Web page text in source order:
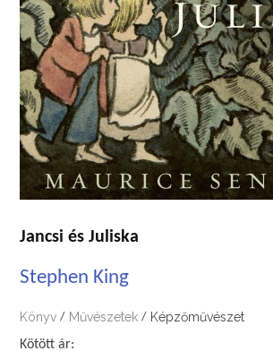
Jancsi és Juliska
Stephen King
Könyv / Művészetek / Képzőművészet
Kötött ár: